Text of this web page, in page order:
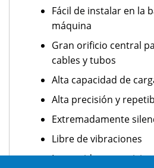
Fácil de instalar en la
máquina
Gran orificio central
cables y tubos
Alta capacidad de
Alta precisión y
Extremadamente
Libre de vibraciones
Larga vida en servicio